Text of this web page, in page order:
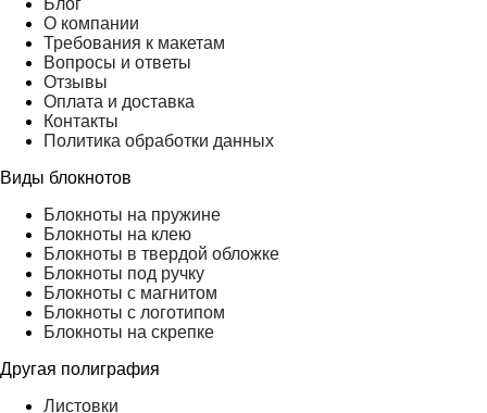
О компании
Требования к макетам
Вопросы и ответы
Отзывы
Оплата и доставка
Контакты
Политика обработки данных
Виды блокнотов
Блокноты на пружине
Блокноты на клею
Блокноты в твердой обложке
Блокноты под ручку
Блокноты с магнитом
Блокноты с логотипом
Блокноты на скрепке
Другая полиграфия
Листовки